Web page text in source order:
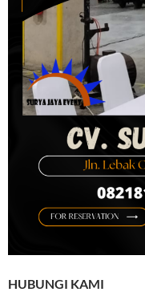
HUBUNGI KAMI